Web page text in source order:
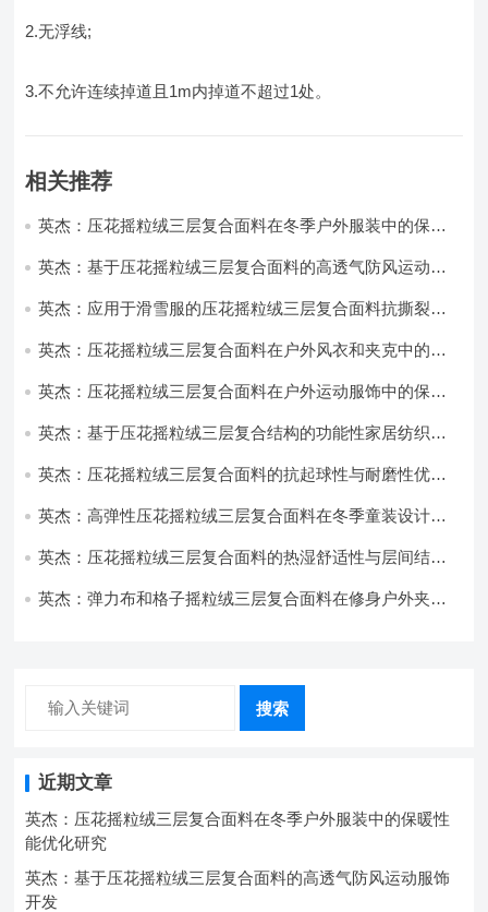
2.无浮线;
3.不允许连续掉道且1m内掉道不超过1处。
相关推荐
英杰：压花摇粒绒三层复合面料在冬季户外服装中的保暖
英杰：基于压花摇粒绒三层复合面料的高透气防风运动服
英杰：应用于滑雪服的压花摇粒绒三层复合面料抗撕裂与
英杰：压花摇粒绒三层复合面料在户外风衣和夹克中的应
英杰：压花摇粒绒三层复合面料在户外运动服饰中的保暖
英杰：基于压花摇粒绒三层复合结构的功能性家居纺织品
英杰：压花摇粒绒三层复合面料的抗起球性与耐磨性优化
英杰：高弹性压花摇粒绒三层复合面料在冬季童装设计中
英杰：压花摇粒绒三层复合面料的热湿舒适性与层间结合
英杰：弹力布和格子摇粒绒三层复合面料在修身户外夹克
搜索
近期文章
英杰：压花摇粒绒三层复合面料在冬季户外服装中的保暖性
能优化研究
英杰：基于压花摇粒绒三层复合面料的高透气防风运动服饰
开发